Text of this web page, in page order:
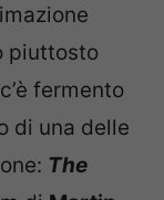
piuttosto
fermento
di una delle
The